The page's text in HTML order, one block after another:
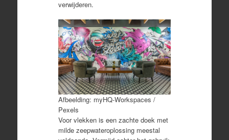
verwijderen.
Afbeelding: myHQ-Workspaces /
Pexels
Voor vlekken is een zachte doek met
milde zeepwateroplossing meestal